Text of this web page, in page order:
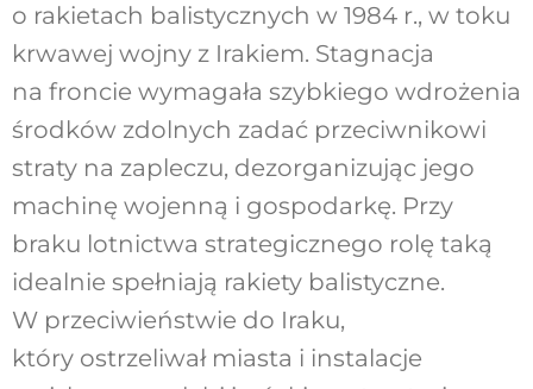
o rakietach balistycznych w 1984 r., w toku
krwawej wojny z Irakiem. Stagnacja
na froncie wymagała szybkiego wdrożenia
środków zdolnych zadać przeciwnikowi
straty na zapleczu, dezorganizując jego
machinę wojenną i gospodarkę. Przy
braku lotnictwa strategicznego rolę taką
idealnie spełniają rakiety balistyczne.
W przeciwieństwie do Iraku,
który ostrzeliwał miasta i instalacje